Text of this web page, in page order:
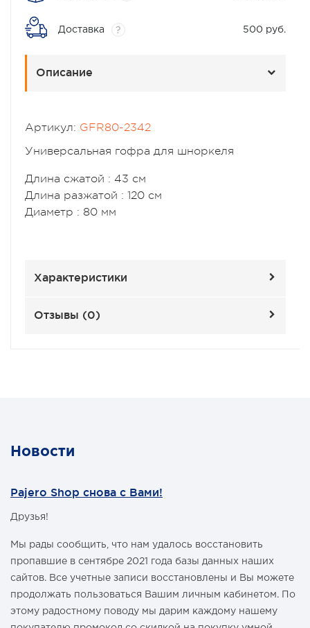
Доставка ? 500 руб.
Описание
Артикул: GFR80-2342
Универсальная гофра для шноркеля
Длина сжатой : 43 см
Длина разжатой : 120 см
Диаметр : 80 мм
Характеристики
Отзывы (0)
Новости
Pajero Shop снова с Вами!
Друзья!
Мы рады сообщить, что нам удалось восстановить
пропавшие в сентябре 2021 года базы данных наших
сайтов. Все учетные записи восстановлены и Вы можете
продолжать пользоваться Вашим личным кабинетом. По
этому радостному поводу мы дарим каждому нашему